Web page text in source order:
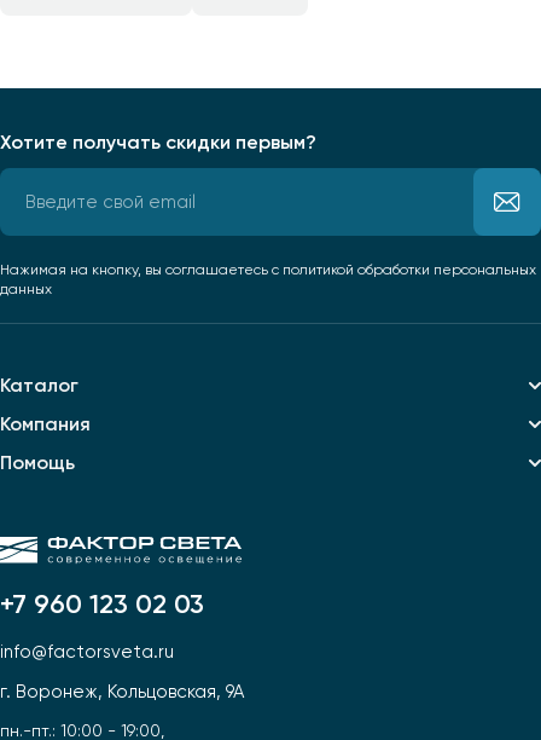
+7 960 123 02 03
info@factorsveta.ru
г. Воронеж, Кольцовская, 9А
пн.-пт.: 10:00 - 19:00,
Каталог
Компания
Помощь
Хотите получать скидки первым?
Нажимая на кнопку, вы соглашаетесь с политикой обработки персональных
данных